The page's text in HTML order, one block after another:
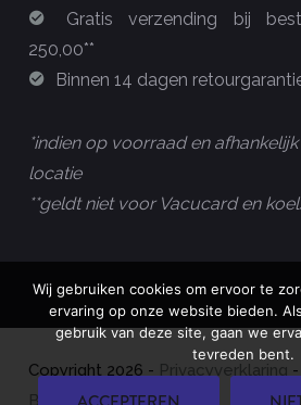
Gratis verzending bij
250,00**
Binnen 14 dagen
*indien op voorraad en
locatie
**geldt niet voor Vacucard en
Copyright 2026 - Privacyverklaring -
Best4u Group B.V.
Wij gebruiken cookies om ervoor te
ervaring op onze website bieden.
gebruik van deze site, gaan we
tevreden bent.